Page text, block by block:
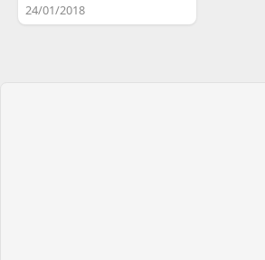
24/01/2018